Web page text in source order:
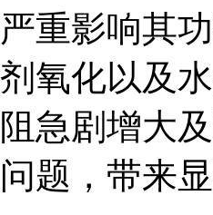
严重影响其
剂氧化以及
阻急剧增大
问题，带来